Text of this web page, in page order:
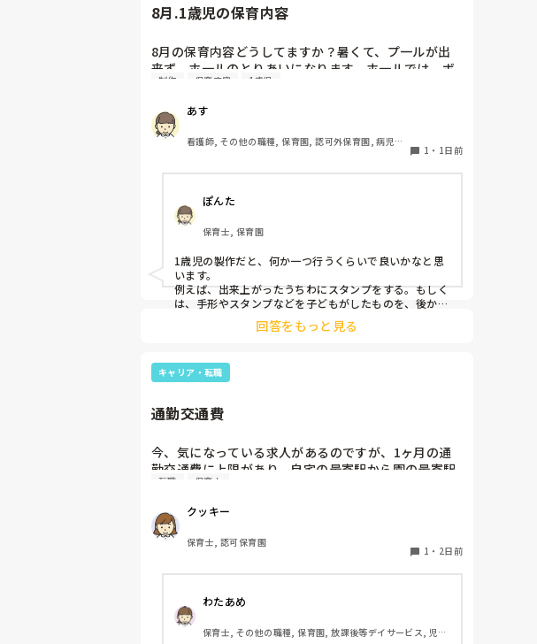
8月.1歳児の保育内容
8月の保育内容どうしてますか？暑くて、プ一ルが出
来ず、ホ一ルのとりあいになります。ホ一ルでは、ボ
一ルや平均台、風船で遊んでいます。製作で、うちわ
集中できません。1歳児クラスです、玩具で遊ばせな
がら、何人かずつよんで、やっています。何か、いい
アイデアや、工夫など、何でもいいので、教えて下さ
い。
制作 保育内容 1歳児
あす
看護師, その他の職種, 保育園, 認可外保育園, 病児保
1 ・ 1日前
ぽんた
保育士, 保育園
1歳児の製作だと、何か一つ行うくらいで良いかなと思
います。
例えば、出来上がったうちわにスタンプをする。もしく
は、手形やスタンプなどを子どもがしたものを、後から
うちわの形に切る。1歳児なんて集中できないです。興
味を持って来てくれただけで十分です。
お部屋では、ビニールシートを敷いて、片栗粉粘土、寒
天や春雨遊び、氷遊び、など間食遊びをたくさん行って
ホールに行っているクラスにお邪魔するのも良いかなと
す！
回答をもっと見る
キャリア・転職
通勤交通費
今、気になっている求人があるのですが、1ヶ月の通
勤交通費に上限があり、自宅の最寄駅から園の最寄駅
までの通勤定期代が5,000円ほどオーバーします
私としてはなかなか大きい金額なので、この時点で応
募を迷っているのですが、皆さんならどうしますか？
転職 保育士
クッキー
保育士, 認可保育園
1 ・ 2日前
わたあめ
保育士, その他の職種, 保育園, 放課後等デイサービス, 児童